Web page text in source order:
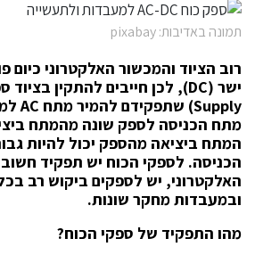
תמונה באדיבות: pixabay
רוב הציוד והמכשור האלקטרוני
מתח הכניסה לספק שונה מהמתח
המתח ביציאה מהספק יכול להיות
הכניסה. לספקי הכוח יש תפקיד חשוב
האלקטרוני, יש לספקים ביקוש רב
ובמעבדות מחקר שונות.
מהו התפקיד של ספקי הכוח?